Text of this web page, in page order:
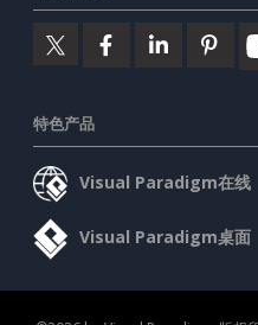
特色产品
Visual Paradigm在线
Visual Paradigm桌面